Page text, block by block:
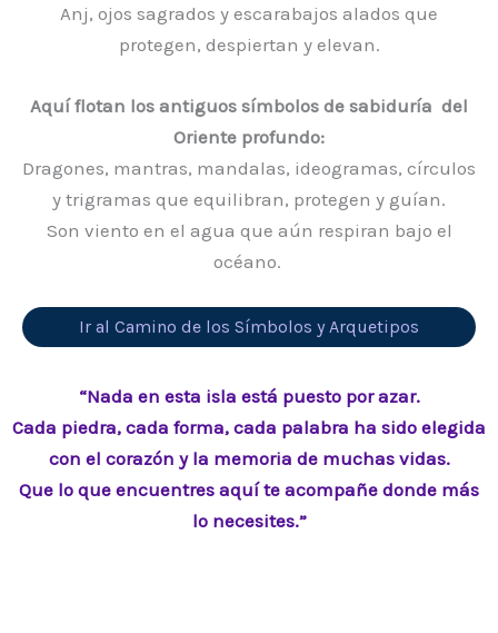
Anj, ojos sagrados y escarabajos alados que
protegen, despiertan y elevan.
Aquí flotan los antiguos símbolos de sabiduría del
Oriente profundo:
Dragones, mantras, mandalas, ideogramas, círculos
y trigramas que equilibran, protegen y guían.
Son viento en el agua que aún respiran bajo el
océano.
Ir al Camino de los Símbolos y Arquetipos
“Nada en esta isla está puesto por azar.
Cada piedra, cada forma, cada palabra ha sido elegida
con el corazón y la memoria de muchas vidas.
Que lo que encuentres aquí te acompañe donde más
lo necesites.”